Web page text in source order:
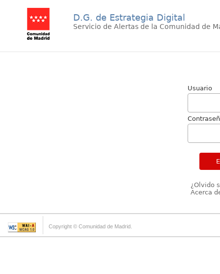
D.G. de Estrategia Digital
Servicio de Alertas de la Comunidad de
Usuario
¿Olvido
Acerca
Copyright © Comunidad de Madrid.